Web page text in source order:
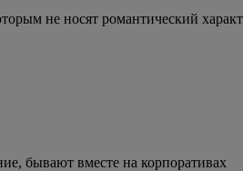
не носят романтический
бывают вместе на корпоративах